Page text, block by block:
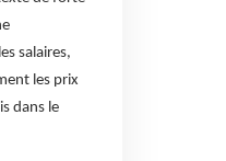
salaires,
les prix
dans le